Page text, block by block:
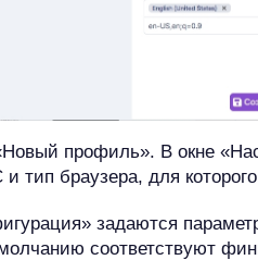
профиль». В окне
тип браузера, для
задаются
соответствуют